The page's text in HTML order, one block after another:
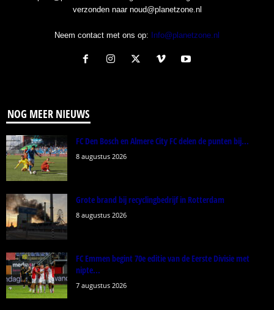
verzonden naar noud@planetzone.nl
Neem contact met ons op: Info@planetzone.nl
NOG MEER NIEUWS
FC Den Bosch en Almere City FC delen de punten bij...
8 augustus 2026
Grote brand bij recyclingbedrijf in Rotterdam
8 augustus 2026
FC Emmen begint 70e editie van de Eerste Divisie met
nipte...
7 augustus 2026